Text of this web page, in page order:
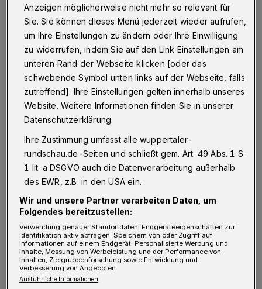
M
it von der Weinpartie sind wieder
Winzer von Mosel und Nahe mit ihren
leckeren Tropfen: Krollmann, Zöbel, Theis,
Hoffmann, Vogel und Vogel-Fries.
Wein schmeckt! Ob zum guten Essen oder als
Sologenuss! Jeder Wein hat seine eigene Note,
einen unverwechselbaren Geschmack. Gründe
genug, sich abseits des Alltags diesem
traditionsreichen Trank zuzuwenden. Wein
kann auch als "Schmiermittel" für
nachbarschaftliches Miteinander dienen.
"Gemütlich mit Freunden und Bekannten
Anzeigen möglicherweise nicht mehr so relevant für
Sie. Sie können dieses Menü jederzeit wieder aufrufen,
um Ihre Einstellungen zu ändern oder Ihre Einwilligung
zu widerrufen, indem Sie auf den Link Einstellungen am
unteren Rand der Webseite klicken [oder das
schwebende Symbol unten links auf der Webseite, falls
zutreffend]. Ihre Einstellungen gelten innerhalb unseres
Website. Weitere Informationen finden Sie in unserer
Datenschutzerklärung.
Ihre Zustimmung umfasst alle wuppertaler-
rundschau.de-Seiten und schließt gem. Art. 49 Abs. 1 S.
1 lit. a DSGVO auch die Datenverarbeitung außerhalb
des EWR, z.B. in den USA ein.
Wir und unsere Partner verarbeiten Daten, um
Folgendes bereitzustellen:
Verwendung genauer Standortdaten. Endgeräteeigenschaften zur
Identifikation aktiv abfragen. Speichern von oder Zugriff auf
Informationen auf einem Endgerät. Personalisierte Werbung und
Inhalte, Messung von Werbeleistung und der Performance von
Inhalten, Zielgruppenforschung sowie Entwicklung und
Verbesserung von Angeboten.
Ausführliche Informationen